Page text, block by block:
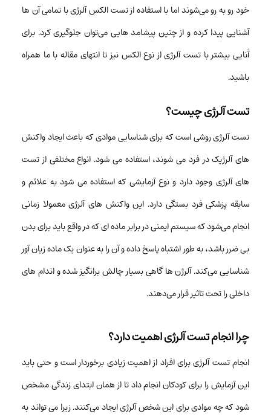
خود رو به رو می‌شوند اما با استفاده از تست الکس آلرژی با تمامی آن ها
آشنایی پیدا کرده و از چنین پیشامد هایی می‎‌توان جلوگیری کرد. برای
آَنایی بیشتر با تست آلرژی از نوع الکس نیز تا انتهای مقاله با ما همراه
باشید.
تست آلرژی چیست؟
تست آلرژی روشی است که برای شناسایی موادی که باعث ایجاد واکنش
های آلرژیک در فرد می شوند، استفاده می شود. انواع مختلفی از تست
های آلرژی وجود دارد و نوع آزمایشی که استفاده می شود به علائم و
سابقه پزشکی فرد بستگی دارد. این واکنش های آلرژی معمولا زمانی
انجام می‌شود که سیستم ایمنی در برابر ماده ای که در واقع باید برای بدن
بی ضرر باشد، به طور اشتباه پاسخ داده و آن را به عنوان یک ماده زیان آور
شناسایی می‌کند. آلرژن ها گاهی بسیار چالش برانگیز شده و اندام های
داخلی را تحت تاثیر قرار می‌دهند.
چرا انجام تست آلرژی اهمیت دارد؟
انجام تست آلرژی برای افراد از اهمیت زیادی برخوردار است و حتی باید
این آزمایش را برای کودکان انجام داد تا از همان ابتدای زندگی مشخص
شود که چه موادی برای این شخص آلرژی ایجاد می‌کنند. زیرا می تواند به